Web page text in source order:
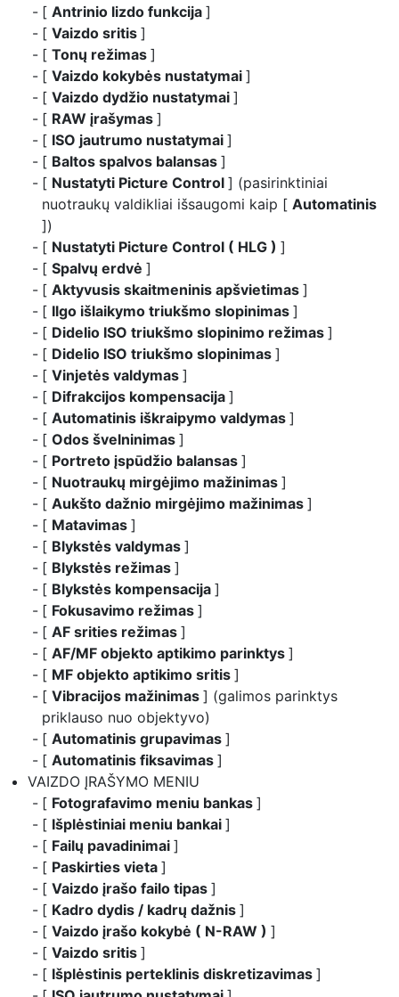
[ Antrinio lizdo funkcija ]
[ Vaizdo sritis ]
[ Tonų režimas ]
[ Vaizdo kokybės nustatymai ]
[ Vaizdo dydžio nustatymai ]
[ RAW įrašymas ]
[ ISO jautrumo nustatymai ]
[ Baltos spalvos balansas ]
[ Nustatyti Picture Control ] (pasirinktiniai
nuotraukų valdikliai išsaugomi kaip [ Automatinis
])
[ Nustatyti Picture Control ( HLG ) ]
[ Spalvų erdvė ]
[ Aktyvusis skaitmeninis apšvietimas ]
[ Ilgo išlaikymo triukšmo slopinimas ]
[ Didelio ISO triukšmo slopinimo režimas ]
[ Didelio ISO triukšmo slopinimas ]
[ Vinjetės valdymas ]
[ Difrakcijos kompensacija ]
[ Automatinis iškraipymo valdymas ]
[ Odos švelninimas ]
[ Portreto įspūdžio balansas ]
[ Nuotraukų mirgėjimo mažinimas ]
[ Aukšto dažnio mirgėjimo mažinimas ]
[ Matavimas ]
[ Blykstės valdymas ]
[ Blykstės režimas ]
[ Blykstės kompensacija ]
[ Fokusavimo režimas ]
[ AF srities režimas ]
[ AF/MF objekto aptikimo parinktys ]
[ MF objekto aptikimo sritis ]
[ Vibracijos mažinimas ] (galimos parinktys
priklauso nuo objektyvo)
[ Automatinis grupavimas ]
[ Automatinis fiksavimas ]
VAIZDO ĮRAŠYMO MENIU
[ Fotografavimo meniu bankas ]
[ Išplėstiniai meniu bankai ]
[ Failų pavadinimai ]
[ Paskirties vieta ]
[ Vaizdo įrašo failo tipas ]
[ Kadro dydis / kadrų dažnis ]
[ Vaizdo įrašo kokybė ( N-RAW ) ]
[ Vaizdo sritis ]
[ Išplėstinis perteklinis diskretizavimas ]